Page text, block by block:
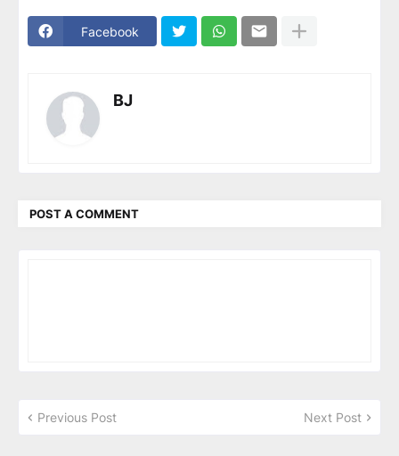
Facebook
BJ
POST A COMMENT
Previous Post Next Post